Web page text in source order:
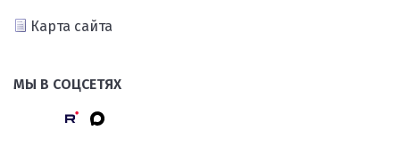
Карта сайта
МЫ В СОЦСЕТЯХ